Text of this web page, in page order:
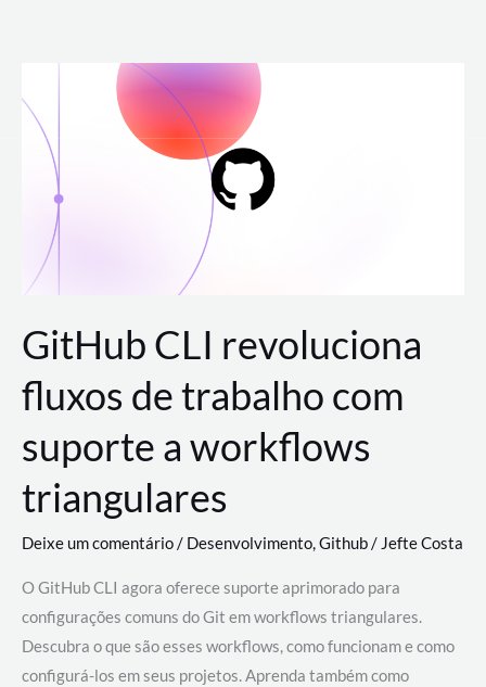
para
conteúdo
GitHub CLI revoluciona
fluxos de trabalho com
suporte a workflows
triangulares
Deixe um comentário/ Desenvolvimento,Github/ Jefte Costa
O GitHub CLI agora oferece suporte aprimorado para
configurações comuns do Git em workflows triangulares.
Descubra o que são esses workflows, como funcionam e como
configurá-los em seus projetos. Aprenda também como